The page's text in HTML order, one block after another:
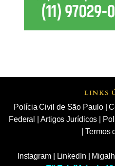
LINKS
Polícia Civil de São Paulo|
Federal
Artigos Jurídicos
|Termos
Instagram| LinkedIn